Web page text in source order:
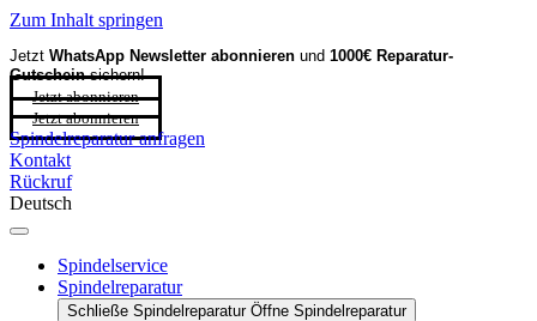
Zum Inhalt springen
Jetzt WhatsApp Newsletter abonnieren und 1000€ Reparatur-
Gutscheinsichern!
Jetzt abonnieren
Jetzt abonnieren
Spindelreparatur anfragen
Kontakt
Rückruf
Deutsch
Spindelservice
Spindelreparatur
Schließe Spindelreparatur Öffne Spindelreparatur